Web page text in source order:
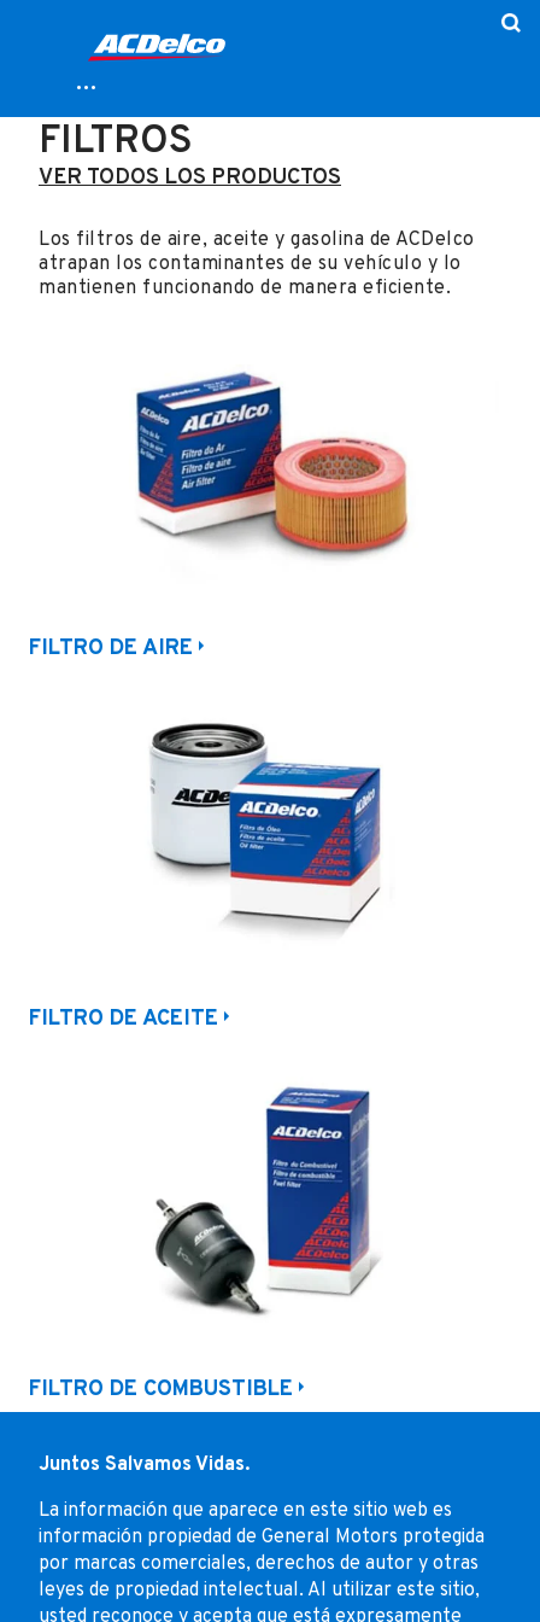
FILTROS
VER TODOS LOS PRODUCTOS
Los filtros de aire, aceite y gasolina de ACDelco
atrapan los contaminantes de su vehículo y lo
mantienen funcionando de manera eficiente.
FILTRO DE AIRE
FILTRO DE ACEITE
FILTRO DE COMBUSTIBLE